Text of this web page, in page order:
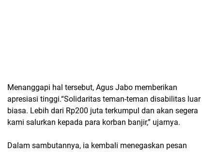
Menanggapi hal tersebut, Agus Jabo memberikan
apresiasi tinggi.“Solidaritas teman-teman disabilitas luar
biasa. Lebih dari Rp200 juta terkumpul dan akan segera
kami salurkan kepada para korban banjir,” ujarnya.
Dalam sambutannya, ia kembali menegaskan pesan